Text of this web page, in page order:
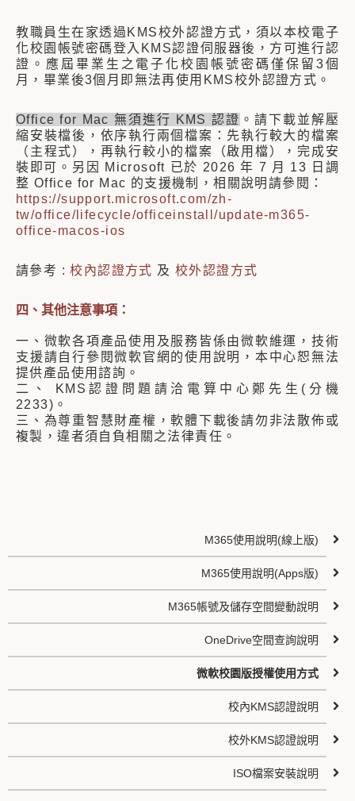
教職員生在家透過KMS校外認證方式，須以本校電子
化校園帳號密碼登入KMS認證伺服器後，方可進行認
證。應屆畢業生之電子化校園帳號密碼僅保留3個
月，畢業後3個月即無法再使用KMS校外認證方式。
Office for Mac 無須進行 KMS 認證 。請下載並解壓
縮安裝檔後，依序執行兩個檔案：先執行較大的檔案
（主程式），再執行較小的檔案（啟用檔），完成安
裝即可。另因 Microsoft 已於 2026 年 7 月 13 日調
整 Office for Mac 的支援機制，相關說明請參閱：
https://support.microsoft.com/zh-
tw/office/lifecycle/officeinstall/update-m365-
office-macos-ios
請參考 :校內認證方式 及校外認證方式
四、其他注意事項：
一 、微軟各項產品使用及服務皆係由微軟維運，技術
支援請自行參閱微軟官網的使用說明，本中心恕無法
提供產品使用諮詢。
二、 KMS認證問題請洽電算中心鄭先生(分機
2233)。
三、為尊重智慧財產權，軟體下載後請勿非法散佈或
複製，違者須自負相關之法律責任。
M365使用說明(線上版)
M365使用說明(Apps版)
M365帳號及儲存空間變動說明
OneDrive空間查詢說明
微軟校園版授權使用方式
校內KMS認證說明
校外KMS認證說明
ISO檔案安裝說明